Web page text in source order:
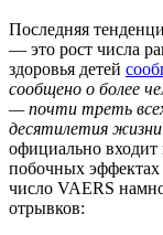
Последняя
— это рост числа
здоровья детей
сообщено о более
— почти треть
десятилетия
официально
побочных
число VAERS
отрывков: